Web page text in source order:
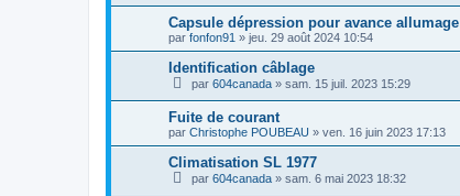
Capsule dépression pour avance allumage
par fonfon91 » jeu. 29 août 2024 10:54
Identification câblage
par 604canada » sam. 15 juil. 2023 15:29
Fuite de courant
par Christophe POUBEAU » ven. 16 juin 2023 17:13
Climatisation SL 1977
par 604canada » sam. 6 mai 2023 18:32